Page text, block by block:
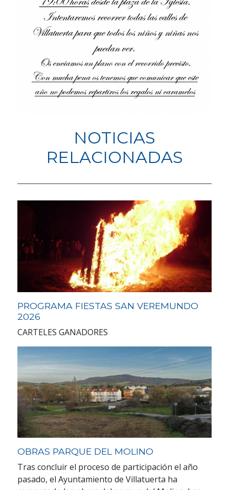
NOTICIAS
RELACIONADAS
PROGRAMA FIESTAS SAN VEREMUNDO
2026
CARTELES GANADORES
OBRAS PARQUE DEL MOLINO
Tras concluir el proceso de participación el año
pasado, el Ayuntamiento de Villatuerta ha